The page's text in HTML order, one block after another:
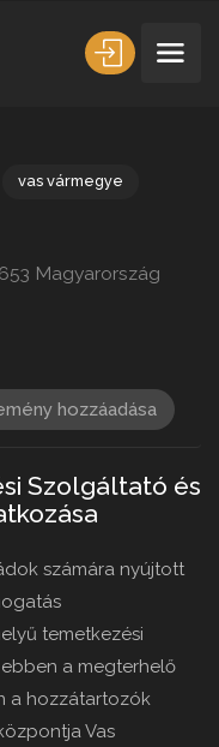
Magyarország
hozzáadása
Szolgáltató és
számára nyújtott
temetkezési
a megterhelő
a hozzátartozók
Vas